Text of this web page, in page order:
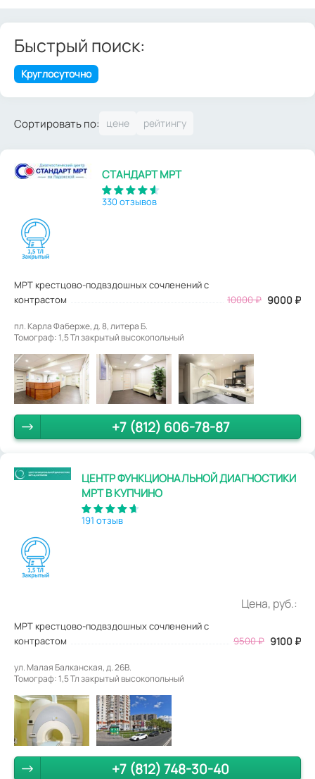
Быстрый поиск:
Круглосуточно
Сортировать по:
СТАНДАРТ МРТ
330 отзывов
МРТ крестцово-подвздошных сочленений с
контрастом
10000₽ 9000 ₽
пл. Карла Фаберже, д. 8, литера Б.
Томограф: 1,5 Тл закрытый высокопольный
+7 (812) 606-78-87
ЦЕНТР ФУНКЦИОНАЛЬНОЙ ДИАГНОСТИКИ
МРТ В КУПЧИНО
191 отзыв
Цена, руб.:
МРТ крестцово-подвздошных сочленений с
контрастом
9500₽ 9100 ₽
ул. Малая Балканская, д. 26В.
Томограф: 1,5 Тл закрытый высокопольный
+7 (812) 748-30-40